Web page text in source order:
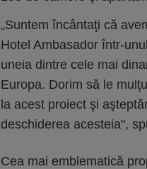
„Suntem încântaţi că
Hotel Ambasador într-
uneia dintre cele mai
Europa. Dorim să le
la acest proiect şi
deschiderea acesteia",
Cea mai emblematică